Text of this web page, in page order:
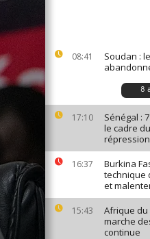
08:41
Soudan :
8
17:10
Sénégal :
le cadre
16:37
Burkina
technique
et
15:43
Afrique du
marche
continue